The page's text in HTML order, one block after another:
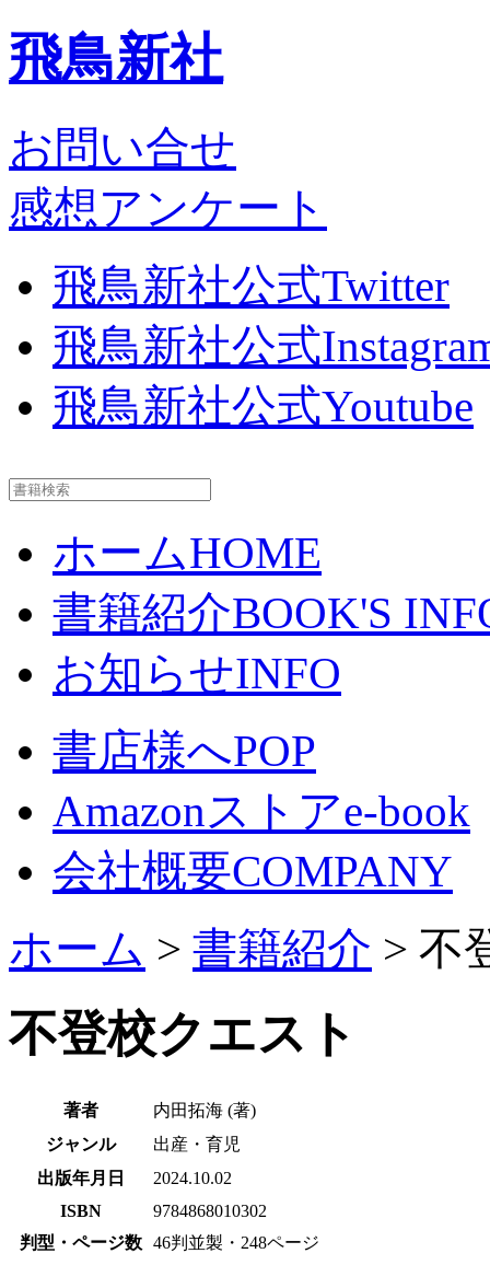
飛鳥新社
お問い合せ
感想アンケート
飛鳥新社公式Twitter
飛鳥新社公式
飛鳥新社公式Youtube
ホームHOME
書籍紹介BOOK'S
お知らせINFO
書店様へPOP
Amazonストアe-book
会社概要COMPANY
ホーム > 書籍紹介 > 不
不登校クエスト
著者
内田拓海 (著)
ジャンル
出産・育児
出版年月日
2024.10.02
ISBN
9784868010302
判型・ページ数 46判並製・248ページ